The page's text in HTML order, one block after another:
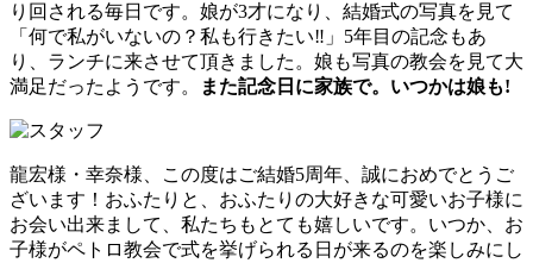
り回される毎日です。娘が3才になり、結婚式の写真を見て
「何で私がいないの？私も行きたい‼」5年目の記念もあ
り、ランチに来させて頂きました。娘も写真の教会を見て大
満足だったようです。
また記念日に家族で。いつかは娘も!
龍宏様・幸奈様、この度はご結婚5周年、誠におめでとうご
ざいます！おふたりと、おふたりの大好きな可愛いお子様に
お会い出来まして、私たちもとても嬉しいです。いつか、お
子様がペトロ教会で式を挙げられる日が来るのを楽しみにし